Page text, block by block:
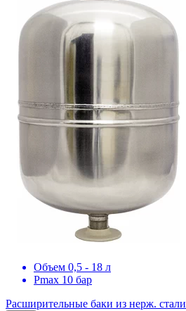
Объем 0,5 - 18 л
Pmax 10 бар
Расширительные баки из нерж. стали